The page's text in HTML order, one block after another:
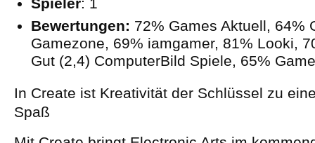
Bewertungen: 72% Games Aktuell, 64%
Gamezone, 69% iamgamer, 81% Looki,
Gut (2,4) ComputerBild Spiele, 65%
In Create ist Kreativität der Schlüssel zu
Spaß